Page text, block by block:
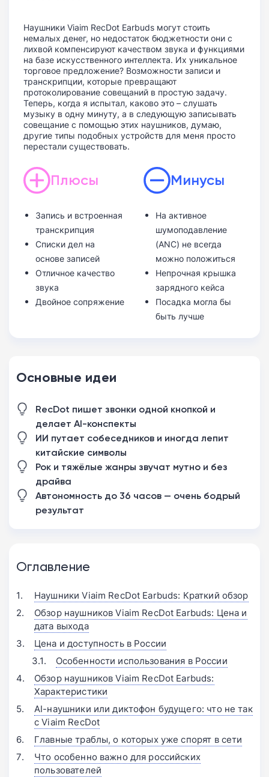
Наушники Viaim RecDot Earbuds могут стоить
немалых денег, но недостаток бюджетности они с
лихвой компенсируют качеством звука и функциями
на базе искусственного интеллекта. Их уникальное
торговое предложение? Возможности записи и
транскрипции, которые превращают
протоколирование совещаний в простую задачу.
Теперь, когда я испытал, каково это – слушать
музыку в одну минуту, а в следующую записывать
совещание с помощью этих наушников, думаю,
другие типы подобных устройств для меня просто
перестали существовать.
Плюсы
Запись и встроенная
транскрипция
Списки дел на
основе записей
Отличное качество
звука
Двойное сопряжение
Минусы
На активное
шумоподавление
(ANC) не всегда
можно положиться
Непрочная крышка
зарядного кейса
Посадка могла бы
быть лучше
Основные идеи
RecDot пишет звонки одной кнопкой и
делает AI-конспекты
ИИ путает собеседников и иногда лепит
китайские символы
Рок и тяжёлые жанры звучат мутно и без
драйва
Автономность до 36 часов — очень бодрый
результат
Оглавление
Наушники Viaim RecDot Earbuds: Краткий обзор
Обзор наушников Viaim RecDot Earbuds: Цена и
дата выхода
Цена и доступность в России
Особенности использования в России
Обзор наушников Viaim RecDot Earbuds:
Характеристики
AI-наушники или диктофон будущего: что не так
с Viaim RecDot
Главные траблы, о которых уже спорят в сети
Что особенно важно для российских
пользователей